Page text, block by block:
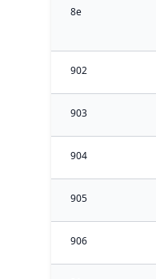
8e
902
903
904
905
906